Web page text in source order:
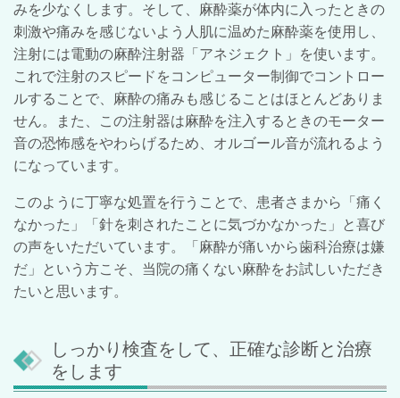
みを少なくします。そして、麻酔薬が体内に入ったときの
刺激や痛みを感じないよう人肌に温めた麻酔薬を使用し、
注射には電動の麻酔注射器「アネジェクト」を使います。
これで注射のスピードを コンピューター制御でコントロー
ルすることで、麻酔の痛みも感じることはほとんどありま
せん。また、この注射器は麻酔を注入するときのモーター
音の恐怖感をやわらげるため、オルゴール音が流れるよう
になっています。
このように丁寧な処置を行うことで、患者さまから「痛く
なかった」「針を刺されたことに気づかなかった」と喜び
の声をいただいています。「麻酔が痛いから歯科治療は嫌
だ」という方こそ、当院の痛くない麻酔をお試しいただき
たいと思います。
しっかり検査をして、正確な診断と治療
をします